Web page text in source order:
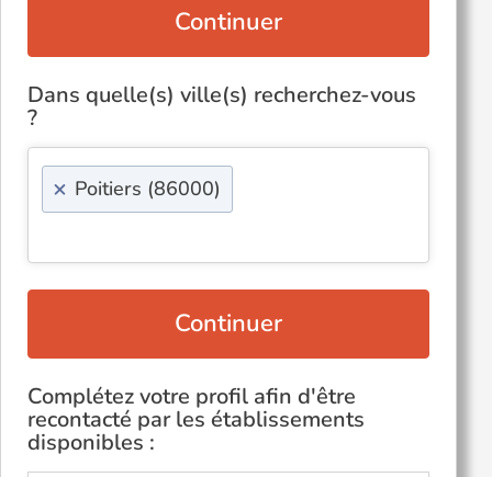
Continuer
Dans quelle(s) ville(s) recherchez-vous
?
× Poitiers (86000)
Continuer
Complétez votre profil afin d'être
recontacté par les établissements
disponibles :